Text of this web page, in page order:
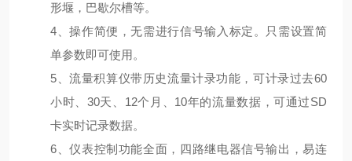
形堰，巴歇尔槽等。
4、操作简便，无需进行信号输入标定。只需设置简
单参数即可使用。
5、流量积算仪带历史流量计录功能，可计录过去60
小时、30天、12个月、10年的流量数据，可通过SD
卡实时记录数据。
6、仪表控制功能全面，四路继电器信号输出，易连